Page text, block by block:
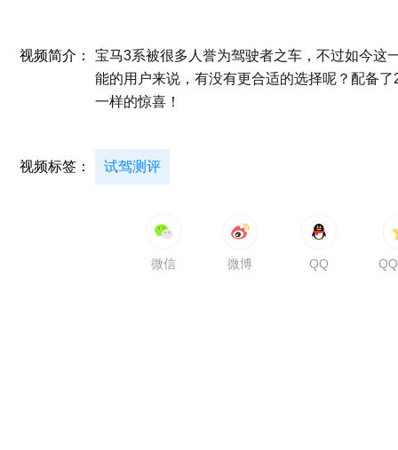
视频简介：
宝马3系被很多人誉为驾驶者之车，不过如今这
能的用户来说，有没有更合适的选择呢？配备
一样的惊喜！
视频标签： 试驾测评
微信 微博 QQ